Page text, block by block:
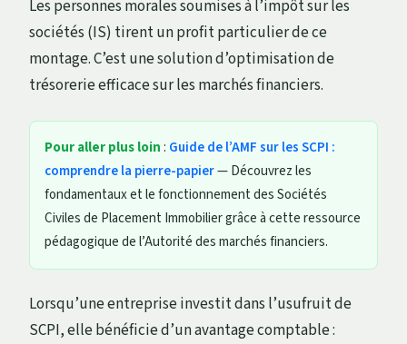
Les personnes morales soumises à l’impôt sur les
sociétés (IS) tirent un profit particulier de ce
montage. C’est une solution d’optimisation de
trésorerie efficace sur les marchés financiers.
Pour aller plus loin : Guide de l’AMF sur les SCPI :
comprendre la pierre-papier— Découvrez les
fondamentaux et le fonctionnement des Sociétés
Civiles de Placement Immobilier grâce à cette ressource
pédagogique de l’Autorité des marchés financiers.
Lorsqu’une entreprise investit dans l’usufruit de
SCPI, elle bénéficie d’un avantage comptable :